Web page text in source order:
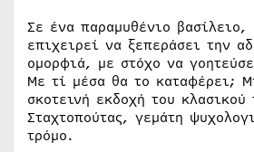
Σε ένα παραμυθένιο βασίλειο,
επιχειρεί να ξεπεράσει την
ομορφιά, με στόχο να
Με τί μέσα θα το καταφέρει;
σκοτεινή εκδοχή του κλασικού
Σταχτοπούτας, γεμάτη
τρόμο.